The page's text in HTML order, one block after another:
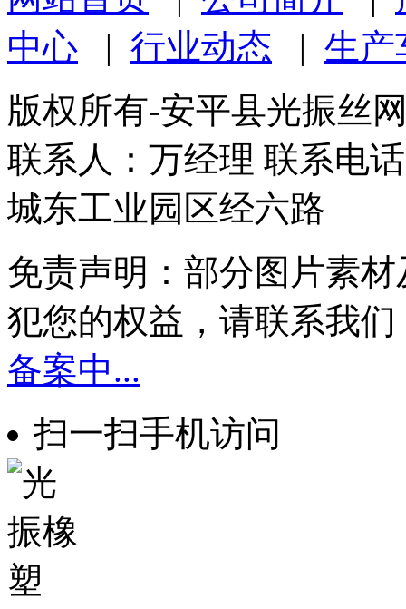
中心 | 行业动态 | 生产
版权所有-安平县光振丝
联系人：万经理 联系电
城东工业园区经六路
免责声明：部分图片素
犯您的权益，请联系我
备案中...
扫一扫手机访问